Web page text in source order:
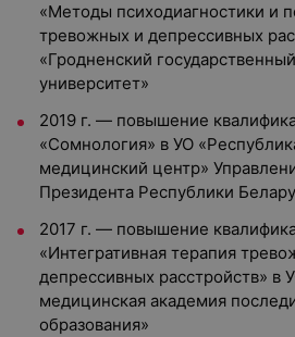
«Методы психодиагностики и
тревожных и депрессивных
«Гродненский
университет»
2019 г. — повышение
«Сомнология» в УО
медицинский центр»
Президента Республики
2017 г. — повышение
«Интегративная терапия
депрессивных расстройств» в
медицинская академия
образования»